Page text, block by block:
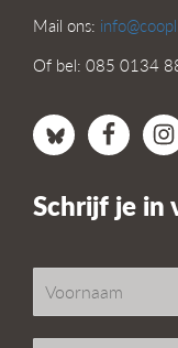
Mail ons:
Of bel: 085 0134
Schrijf je in